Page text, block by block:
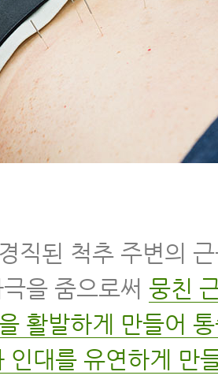
직된 척추 주변의
을 줌으로써 뭉친
활발하게 만들어
인대를 유연하게 만